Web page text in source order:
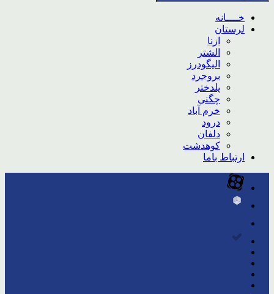
خــــانه
لرستان
ازنا
الشتر
الیگودرز
بروجرد
پلدختر
چگنی
خرم آباد
درود
دلفان
کوهدشت
ارتباط باما